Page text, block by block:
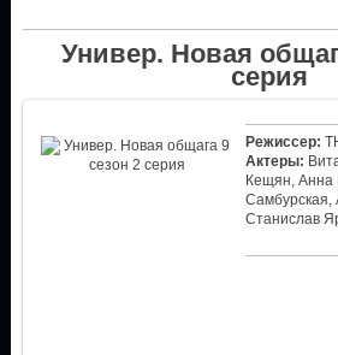
Универ. Новая
серия
Режиссер:
Актеры:
Кещян, Анна
Самбурская,
Станислав